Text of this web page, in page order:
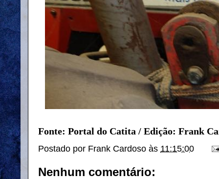
Fonte: Portal do Catita / Edição: Frank
Postado por Frank Cardoso às 11:15:00
Nenhum comentário: